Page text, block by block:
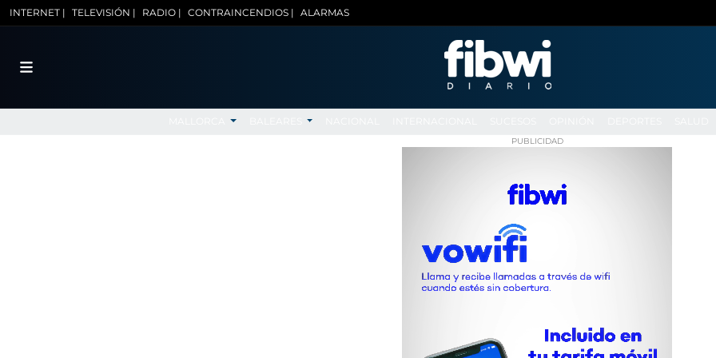
INTERNET | TELEVISIÓN | RADIO | CONTRAINCENDIOS | ALARMAS